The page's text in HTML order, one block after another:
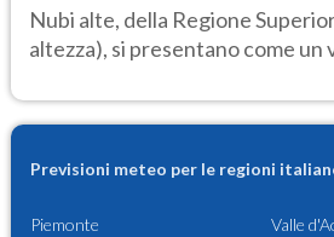
Nubi alte, della Regione
altezza), si presentano come un
Previsioni meteo per le regioni
Piemonte Valle